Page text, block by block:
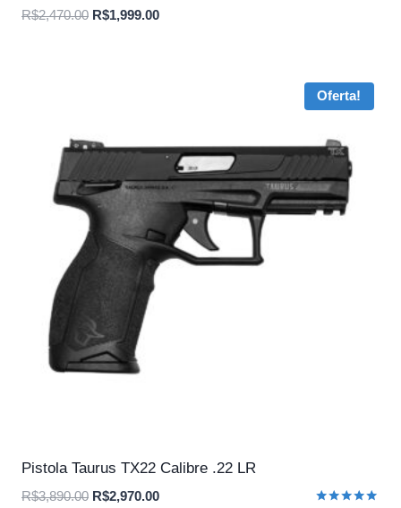
R$2,470.00 O
R$1,999.00O
Oferta!
Pistola Taurus TX22 Calibre .22 LR
R$3,890.00 O
R$2,970.00O